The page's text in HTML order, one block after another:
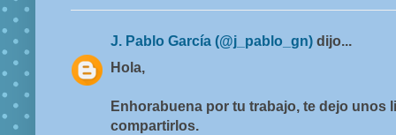
J. Pablo García (@j_pablo_gn) dijo...
Hola,
Enhorabuena por tu trabajo, te dejo unos
compartirlos.